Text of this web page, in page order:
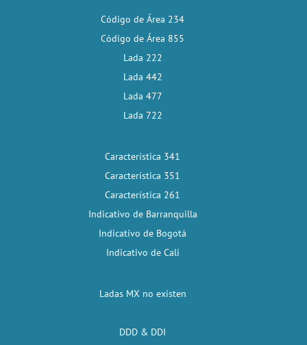
Código de Área 234
Código de Área 855
Lada 222
Lada 442
Lada 477
Lada 722
Característica 341
Característica 351
Característica 261
Indicativo de Barranquilla
Indicativo de Bogotá
Indicativo de Cali
Ladas MX no existen
DDD & DDI